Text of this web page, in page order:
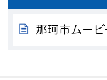
那珂市ムー